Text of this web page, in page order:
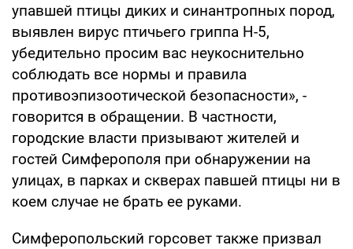
упавшей птицы диких и синантропных пород,
выявлен вирус птичьего гриппа Н-5,
убедительно просим вас неукоснительно
соблюдать все нормы и правила
противоэпизоотической безопасности», -
говорится в обращении. В частности,
городские власти призывают жителей и
гостей Симферополя при обнаружении на
улицах, в парках и скверах павшей птицы ни в
коем случае не брать ее руками.
Симферопольский горсовет также призвал